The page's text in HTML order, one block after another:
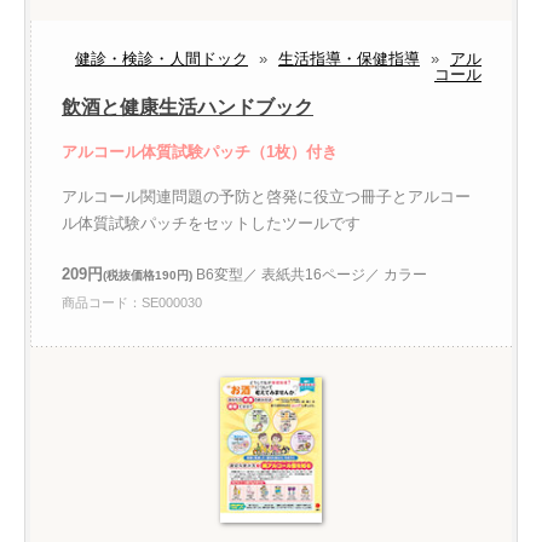
健診・検診・人間ドック » 生活指導・保健指導 »
アル
コール
飲酒と健康生活ハンドブック
アルコール体質試験パッチ（1枚）付き
アルコール関連問題の予防と啓発に役立つ冊子とアルコー
ル体質試験パッチをセットしたツールです
209円(税抜価格190円) B6変型／ 表紙共16ページ／ カラー
商品コード：SE000030